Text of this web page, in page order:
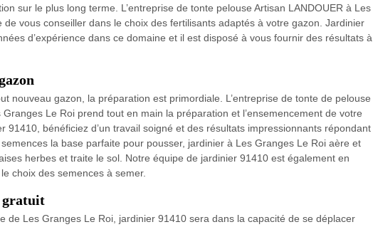
sur le plus long terme. L’entreprise de tonte pelouse Artisan LANDOUER à Les
vous conseiller dans le choix des fertilisants adaptés à votre gazon. Jardinier
d’expérience dans ce domaine et il est disposé à vous fournir des résultats à
nouveau gazon, la préparation est primordiale. L’entreprise de tonte de pelouse
Le Roi prend tout en main la préparation et l’ensemencement de votre
91410, bénéficiez d’un travail soigné et des résultats impressionnants répondant
la base parfaite pour pousser, jardinier à Les Granges Le Roi aère et
herbes et traite le sol. Notre équipe de jardinier 91410 est également en
choix des semences à semer.
gratuit
de Les Granges Le Roi, jardinier 91410 sera dans la capacité de se déplacer